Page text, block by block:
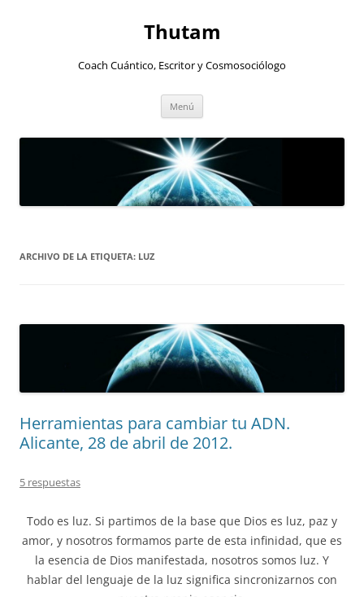
Thutam
Coach Cuántico, Escritor y Cosmosociólogo
Menú
ARCHIVO DE LA ETIQUETA: LUZ
Herramientas para cambiar tu ADN.
Alicante, 28 de abril de 2012.
5 respuestas
Todo es luz. Si partimos de la base que Dios es luz, paz y
amor, y nosotros formamos parte de esta infinidad, que es
la esencia de Dios manifestada, nosotros somos luz. Y
hablar del lenguaje de la luz significa sincronizarnos con